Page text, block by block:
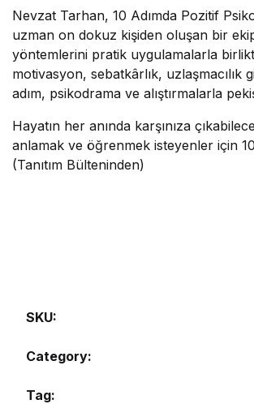
Nevzat Tarhan, 10 Adımda Pozitif
uzman on dokuz kişiden oluşan bir
yöntemlerini pratik uygulamalarla
motivasyon, sebatkârlık, uzlaşmacılık
adım, psikodrama ve alıştırmalarla
Hayatın her anında karşınıza
anlamak ve öğrenmek isteyenler için
(Tanıtım Bülteninden)
SKU:
Category:
Tag: